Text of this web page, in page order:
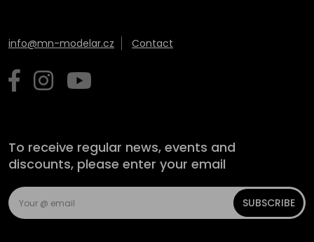
info@mn-modelar.cz Contact
To receive regular news, events and
discounts, please enter your email
SUBSCRIBE